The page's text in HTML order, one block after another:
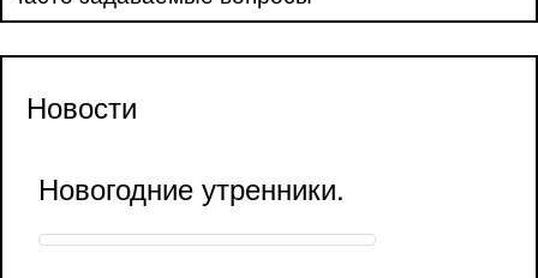
Новости
Новогодние утренники.